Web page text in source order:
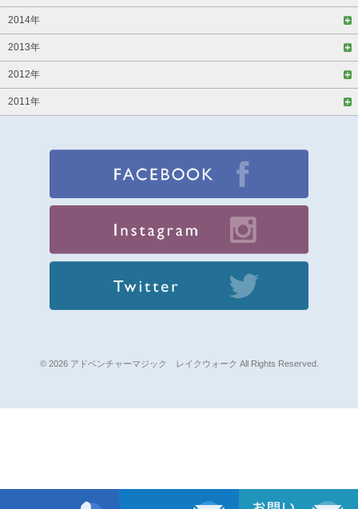
2014年
2013年
2012年
2011年
© 2026 アドベンチャーマジック レイクウォーク All Rights Reserved.